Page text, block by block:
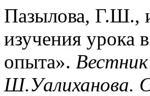
Пазылова, Г.Ш.,
изучения урока
опыта».
Ш.Уалиханова.